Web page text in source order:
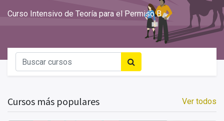
Curso Intensivo de Teoría para el Permiso B
Ver todos
Cursos más populares